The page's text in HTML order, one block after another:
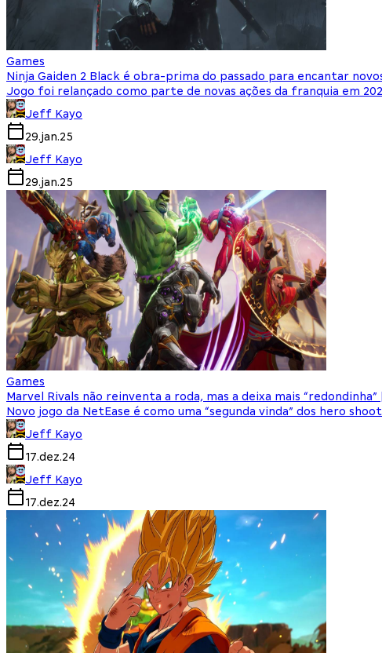
Games
Ninja Gaiden 2 Black é obra-prima do passado para encantar
Jogo foi relançado como parte de novas ações da franquia em
Jeff Kayo
29.jan.25
Jeff Kayo
29.jan.25
Games
Marvel Rivals não reinventa a roda, mas a deixa mais “redondinha”
Novo jogo da NetEase é como uma “segunda vinda” dos hero
Jeff Kayo
17.dez.24
Jeff Kayo
17.dez.24